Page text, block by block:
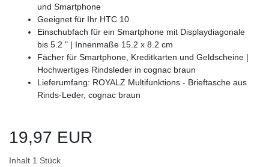
und Smartphone
Geeignet für Ihr HTC 10
Einschubfach für ein Smartphone mit Displaydiagonale
bis 5.2 " | Innenmaße 15.2 x 8.2 cm
Fächer für Smartphone, Kreditkarten und Geldscheine |
Hochwertiges Rindsleder in cognac braun
Lieferumfang: ROYALZ Multifunktions - Brieftasche aus
Rinds-Leder, cognac braun
19,97 EUR
Inhalt 1 Stück